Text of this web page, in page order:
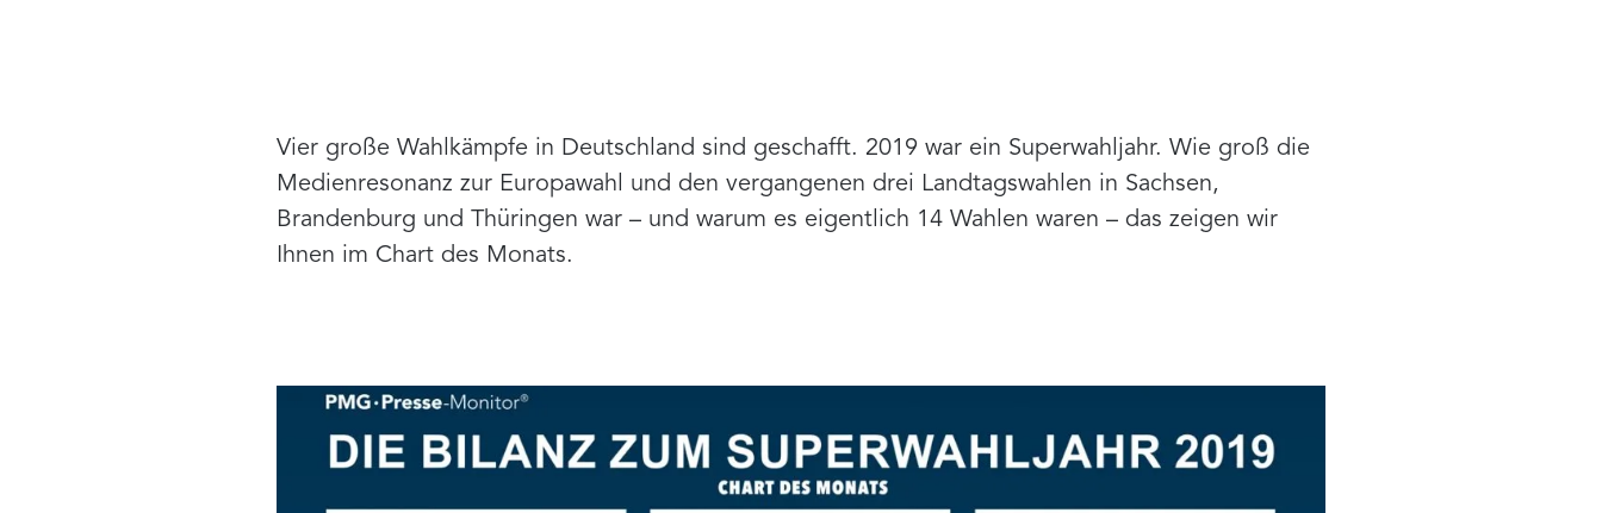
Vier große Wahlkämpfe in Deutschland sind geschafft. 2019 war ein Superwahljahr. Wie groß die
Medienresonanz zur Europawahl und den vergangenen drei Landtagswahlen in Sachsen,
Brandenburg und Thüringen war – und warum es eigentlich 14 Wahlen waren – das zeigen wir
Ihnen im Chart des Monats.